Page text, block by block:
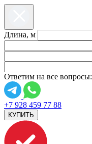
Длина, м
Ответим на все вопросы:
+7 928 459 77 88
КУПИТЬ